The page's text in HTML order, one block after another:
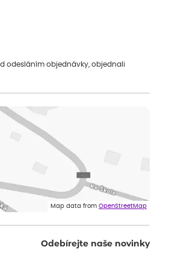
odesláním objednávky, objednali
Map data from OpenStreetMap
Odebírejte naše novinky